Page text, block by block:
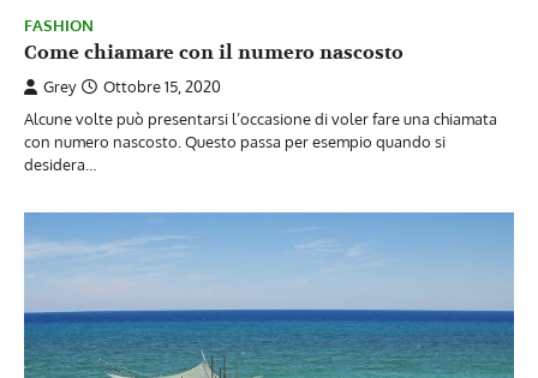
FASHION
Come chiamare con il numero nascosto
Grey
Ottobre 15, 2020
Alcune volte può presentarsi l’occasione di voler fare una chiamata
con numero nascosto. Questo passa per esempio quando si
desidera…